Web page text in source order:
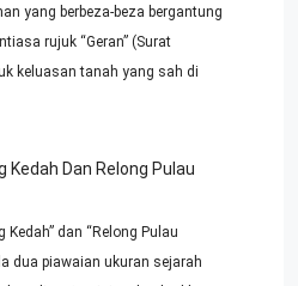
yang berbeza-beza bergantung
rujuk “Geran” (Surat
keluasan tanah yang sah di
Kedah Dan Relong Pulau
Kedah” dan “Relong Pulau
dua piawaian ukuran sejarah